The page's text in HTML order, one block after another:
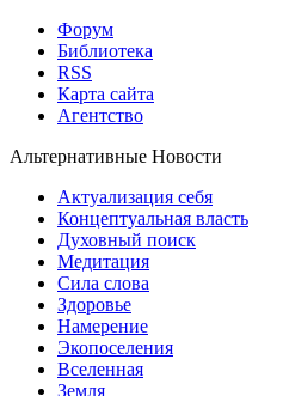
Форум
Библиотека
RSS
Карта сайта
Агентство
Альтернативные Новости
Актуализация себя
Концептуальная власть
Духовный поиск
Медитация
Сила слова
Здоровье
Намерение
Экопоселения
Вселенная
Земля